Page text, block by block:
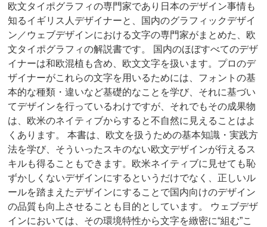
欧文タイポグラフィの専門家であり日本のデザイン事情も
知るイギリス人デザイナーと、国内のグラフィックデザイ
ン／ウェブデザインにおける文字の専門家がまとめた、欧
文タイポグラフィの解説書です。 国内のほぼすべてのデザ
イナーは和欧混植も含め、欧文文字を扱います。プロのデ
ザイナーがこれらの文字を用いるためには、フォントの基
本的な種類・違いなど基礎的なことを学び、それに基づい
てデザインを行っているわけですが、それでもその成果物
は、欧米のネイティブからすると不自然に見えることはよ
くあります。 本書は、欧文を扱うための基本知識・実践方
法を学び、そういったスキのない欧文デザインが行えるス
キルも得ることもできます。欧米ネイティブに見せても恥
ずかしくないデザインにするというだけでなく、正しいル
ールを踏まえたデザインにすることで国内向けのデザイン
の品質も向上させることも目的としています。 ウェブデザ
インにおいては、その環境特性から文字を緻密に“組む”こ